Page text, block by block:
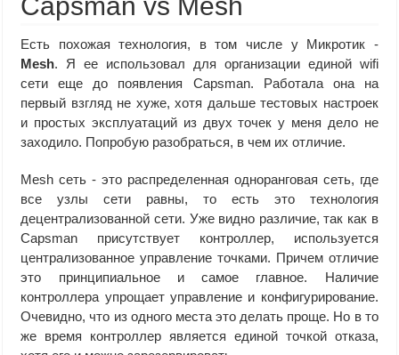
Есть похожая технология, в том числе у Микротик -
Mesh. Я ее использовал для организации единой wifi
сети еще до появления Capsman. Работала она на
первый взгляд не хуже, хотя дальше тестовых настроек
и простых эксплуатаций из двух точек у меня дело не
заходило. Попробую разобраться, в чем их отличие.
Mesh сеть - это распределенная одноранговая сеть, где
все узлы сети равны, то есть это технология
децентрализованной сети. Уже видно различие, так как в
Capsman присутствует контроллер, используется
централизованное управление точками. Причем отличие
это принципиальное и самое главное. Наличие
контроллера упрощает управление и конфигурирование.
Очевидно, что из одного места это делать проще. Но в то
же время контроллер является единой точкой отказа,